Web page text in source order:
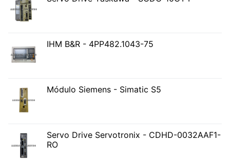
IHM B&R - 4PP482.1043-75
Módulo Siemens - Simatic S5
Servo Drive Servotronix - CDHD-0032AAF1-
RO